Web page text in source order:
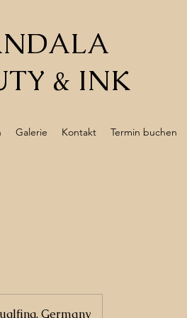
& INK
Galerie Kontakt Termin buchen
Germany